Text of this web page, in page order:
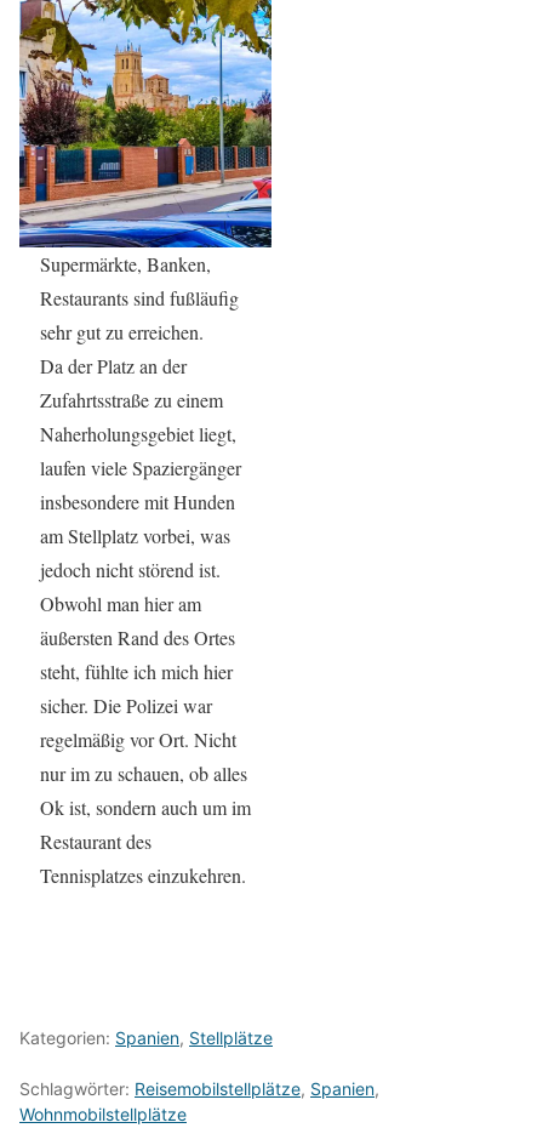
Supermärkte, Banken,
Restaurants sind fußläufig
sehr gut zu erreichen.
Da der Platz an der
Zufahrtsstraße zu einem
Naherholungsgebiet liegt,
laufen viele Spaziergänger
insbesondere mit Hunden
am Stellplatz vorbei, was
jedoch nicht störend ist.
Obwohl man hier am
äußersten Rand des Ortes
steht, fühlte ich mich hier
sicher. Die Polizei war
regelmäßig vor Ort. Nicht
nur im zu schauen, ob alles
Ok ist, sondern auch um im
Restaurant des
Tennisplatzes einzukehren.
Kategorien: Spanien, Stellplätze
Schlagwörter: Reisemobilstellplätze, Spanien,
Wohnmobilstellplätze